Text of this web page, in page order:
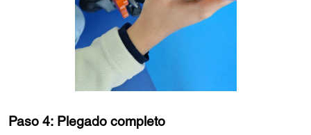
Paso 4: Plegado completo